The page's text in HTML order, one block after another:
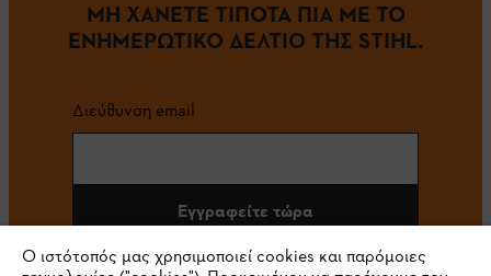
ΜΗ ΧΑΝΕΤΕ ΤΙΠΟΤΑ ΠΙΑ ΜΕ ΤΟ
ΕΝΗΜΕΡΩΤΙΚΟ ΔΕΛΤΙΟ ΤΗΣ STIHL.
Διεύθυνση email
Εγγραφείτε τώρα
Ο ιστότοπός μας χρησιμοποιεί cookies και παρόμοιες